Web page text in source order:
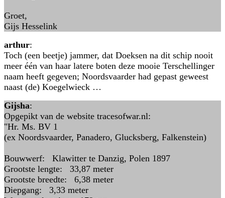
Groet,
Gijs Hesselink
arthur:
Toch (een beetje) jammer, dat Doeksen na dit schip nooit
meer één van haar latere boten deze mooie Terschellinger
naam heeft gegeven; Noordsvaarder had gepast geweest
naast (de) Koegelwieck …
Gijsha:
Opgepikt van de website tracesofwar.nl:
"Hr. Ms. BV 1
(ex Noordsvaarder, Panadero, Glucksberg, Falkenstein)
Bouwwerf: Klawitter te Danzig, Polen 1897
Grootste lengte: 33,87 meter
Grootste breedte: 6,38 meter
Diepgang: 3,33 meter